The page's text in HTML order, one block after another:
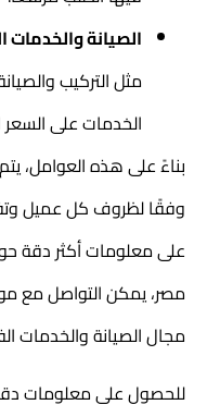
الصيانة والخدمات
مثل التركيب
الخدمات على السعر
بناءً على هذه العوامل،
وفقًا لظروف كل عميل
على معلومات أكثر دقة
مصر، يمكن التواصل مع
مجال الصيانة والخدمات
للحصول على معلومات